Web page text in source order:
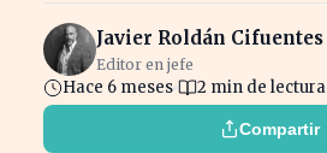
Javier Roldán Cifuentes
Editor en jefe
Hace 6 meses 2 min de lectura
Compartir